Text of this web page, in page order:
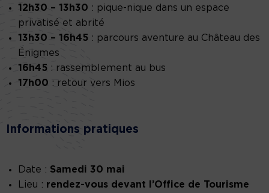
12h30 – 13h30 : pique-nique dans un espace
privatisé et abrité
13h30 – 16h45 : parcours aventure au Château des
Énigmes
16h45 : rassemblement au bus
17h00 : retour vers Mios
Informations pratiques
Date : Samedi 30 mai
Lieu : rendez-vous devant l’Office de Tourisme